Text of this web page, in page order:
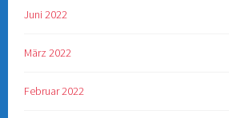
Juni 2022
März 2022
Februar 2022